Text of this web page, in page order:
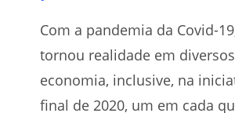
Com a pandemia da Covid-
tornou realidade em
economia, inclusive, na
final de 2020, um em cada